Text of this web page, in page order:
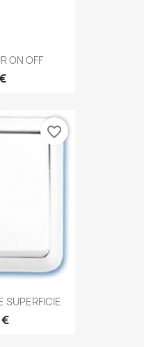
ON OFF
SUPERFICIE
favorite_border